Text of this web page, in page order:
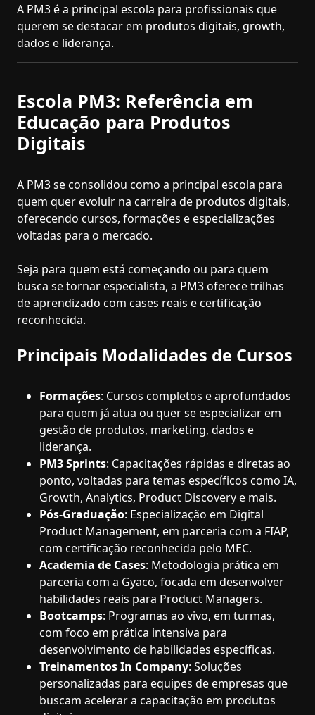
A PM3 é a principal escola para profissionais que
querem se destacar em produtos digitais, growth,
dados e liderança.
Escola PM3: Referência em
Educação para Produtos
Digitais
A PM3 se consolidou como a principal escola para
quem quer evoluir na carreira de produtos digitais,
oferecendo cursos, formações e especializações
voltadas para o mercado.
Seja para quem está começando ou para quem
busca se tornar especialista, a PM3 oferece trilhas
de aprendizado com cases reais e certificação
reconhecida.
Principais Modalidades de Cursos
Formações: Cursos completos e aprofundados
para quem já atua ou quer se especializar em
gestão de produtos, marketing, dados e
liderança.
PM3 Sprints: Capacitações rápidas e diretas ao
ponto, voltadas para temas específicos como IA,
Growth, Analytics, Product Discovery e mais.
Pós-Graduação: Especialização em Digital
Product Management, em parceria com a FIAP,
com certificação reconhecida pelo MEC.
Academia de Cases: Metodologia prática em
parceria com a Gyaco, focada em desenvolver
habilidades reais para Product Managers.
Bootcamps: Programas ao vivo, em turmas,
com foco em prática intensiva para
desenvolvimento de habilidades específicas.
Treinamentos In Company: Soluções
personalizadas para equipes de empresas que
buscam acelerar a capacitação em produtos